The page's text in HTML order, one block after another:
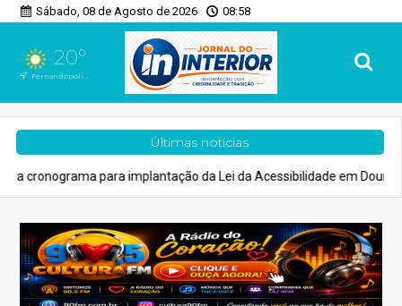
Sábado, 08 de Agosto de 2026 08:58
20°
Fernandópolis, SP
Últimas notícias
para implantação da Lei da Acessibilidade em Dourados